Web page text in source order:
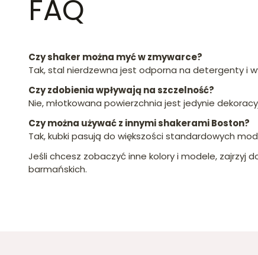
FAQ
Czy shaker można myć w zmywarce?
Tak, stal nierdzewna jest odporna na detergenty i
Czy zdobienia wpływają na szczelność?
Nie, młotkowana powierzchnia jest jedynie
Czy można używać z innymi shakerami Boston?
Tak, kubki pasują do większości standardowych
Jeśli chcesz zobaczyć inne kolory i modele, zajrzyj
barmańskich.